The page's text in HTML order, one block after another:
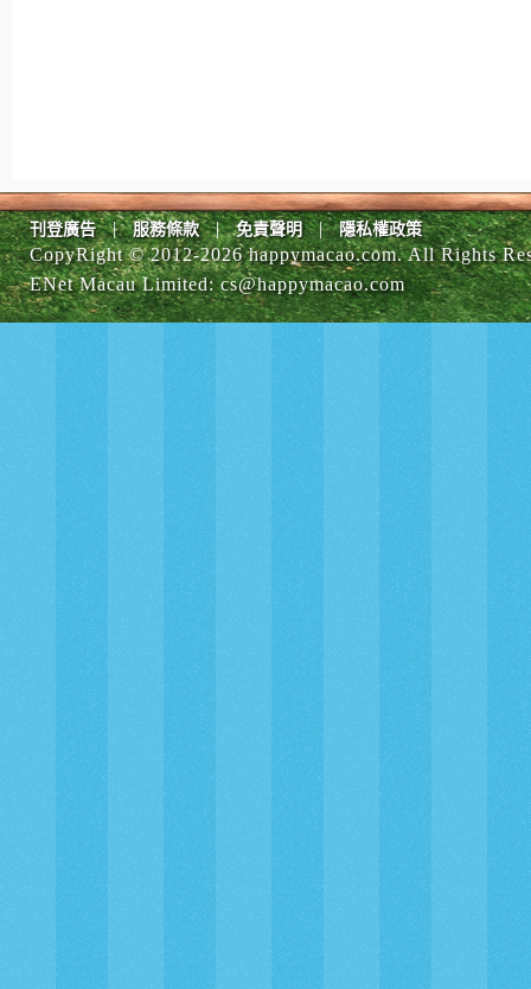
刊登廣告 | 服務條款 | 免責聲明 | 隱私權政策
CopyRight © 2012-2026 happymacao.com. All Rights
ENet Macau Limited:cs@happymacao.com